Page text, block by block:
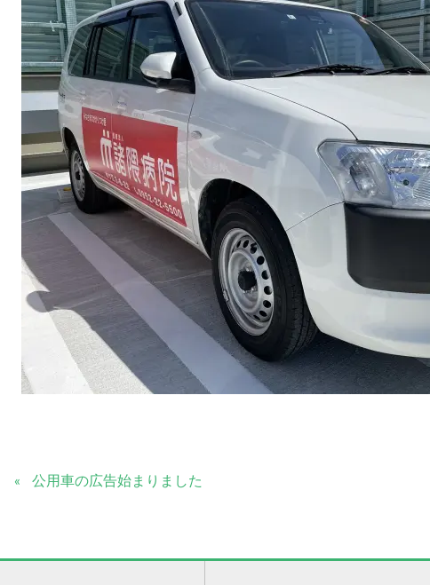
公用車の広告始まりました